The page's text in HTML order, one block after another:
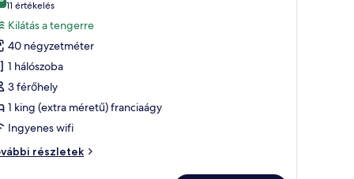
ből 8,6
11 értékelés
(11
értékelés)
Kilátás a tengerre
40 négyzetméter
1 hálószoba
3 férőhely
1 king (extra méretű) franciaágy
Ingyenes wifi
részletek